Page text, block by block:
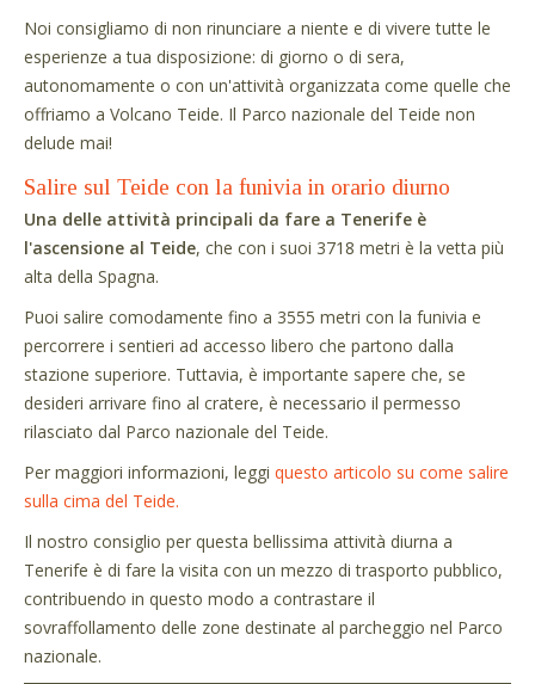
Noi consigliamo di non rinunciare a niente e di vivere tutte le
esperienze a tua disposizione: di giorno o di sera,
autonomamente o con un'attività organizzata come quelle che
offriamo a Volcano Teide. Il Parco nazionale del Teide non
delude mai!
Salire sul Teide con la funivia in orario diurno
Una delle attività principali da fare a Tenerife è
l'ascensione al Teide, che con i suoi 3718 metri è la vetta più
alta della Spagna.
Puoi salire comodamente fino a 3555 metri con la funivia e
percorrere i sentieri ad accesso libero che partono dalla
stazione superiore. Tuttavia, è importante sapere che, se
desideri arrivare fino al cratere, è necessario il permesso
rilasciato dal Parco nazionale del Teide.
Per maggiori informazioni, leggi questo articolo su come salire
sulla cima del Teide.
Il nostro consiglio per questa bellissima attività diurna a
Tenerife è di fare la visita con un mezzo di trasporto pubblico,
contribuendo in questo modo a contrastare il
sovraffollamento delle zone destinate al parcheggio nel Parco
nazionale.